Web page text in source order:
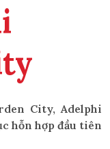
City, Adelphi
hỗn hợp đầu tiên